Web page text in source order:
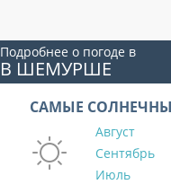
Подробнее о погоде в
В ШЕМУРШЕ
САМЫЕ
Август
Сентябрь
Июль